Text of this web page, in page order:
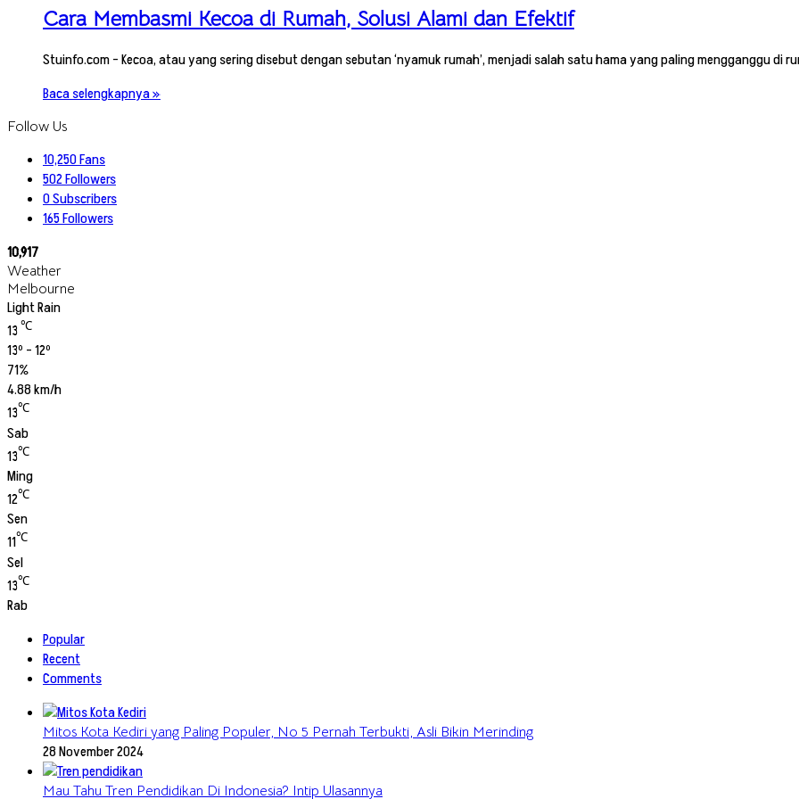
Cara Membasmi Kecoa di Rumah, Solusi Alami dan Efektif
Stuinfo.com – Kecoa, atau yang sering disebut dengan sebutan ‘nyamuk rumah’, menjadi salah satu hama yang paling mengganggu di
Baca selengkapnya »
Follow Us
10,250Fans
502Followers
0Subscribers
165Followers
10,917
Weather
Melbourne
Light Rain
13℃
13º - 12º
71%
4.88 km/h
13℃
Sab
13℃
Ming
12℃
Sen
11℃
Sel
13℃
Rab
Popular
Recent
Comments
Mitos Kota Kediri yang Paling Populer, No 5 Pernah Terbukti, Asli Bikin Merinding
28 November 2024
Mau Tahu Tren Pendidikan Di Indonesia? Intip Ulasannya